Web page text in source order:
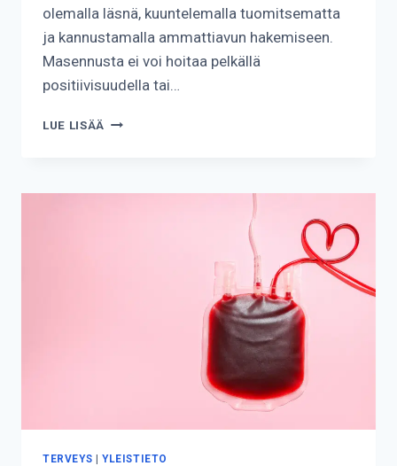
olemalla läsnä, kuuntelemalla tuomitsematta
ja kannustamalla ammattiavun hakemiseen.
Masennusta ei voi hoitaa pelkällä
positiivisuudella tai…
LUE LISÄÄ KUINKA
TERVEYS YLEISTIETO